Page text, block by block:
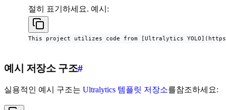
절히 표기하세요. 예시:
This project utilizes code from [Ultralytics
예시 저장소 구조#
실용적인 예시 구조는 Ultralytics 템플릿 저장소를참조하세요: